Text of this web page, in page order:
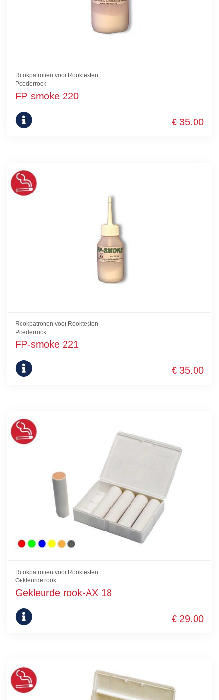
Rookpatronen voor Rooktesten
Poederrook
FP-smoke 220
€ 35.00
Rookpatronen voor Rooktesten
Poederrook
FP-smoke 221
€ 35.00
Rookpatronen voor Rooktesten
Gekleurde rook
Gekleurde rook-AX 18
€ 29.00
Dit
product
variaties.
Deze
optie